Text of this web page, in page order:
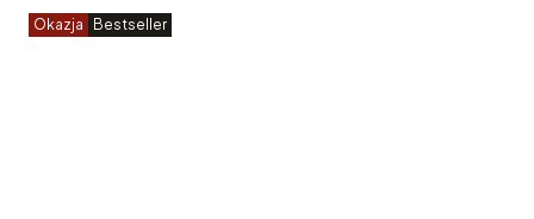
Okazja Bestseller